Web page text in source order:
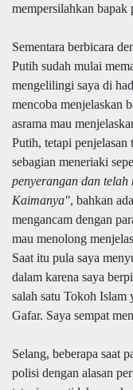
mempersilahkan bapak
Sementara berbicara
Putih sudah mulai
mengelilingi saya di
mencoba menjelaskan
asrama mau
Putih, tetapi penjelasan
sebagian meneriaki
penyerangan dan
Kaimanya", bahkan
mengancam dengan
mau menolong
Saat itu pula saya
dalam karena saya
salah satu Tokoh Islam
Gafar. Saya sempat
Selang, beberapa saat
polisi dengan alasan